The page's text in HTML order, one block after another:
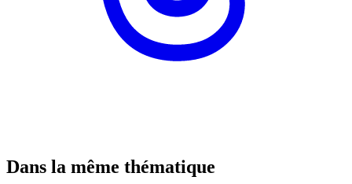
Dans la même thématique